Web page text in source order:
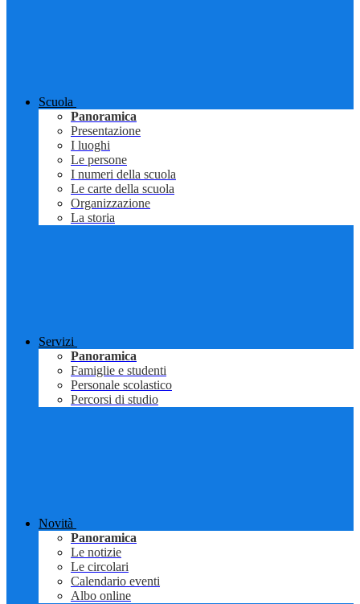
Scuola
Panoramica
Presentazione
I luoghi
Le persone
I numeri della scuola
Le carte della scuola
Organizzazione
La storia
Servizi
Panoramica
Famiglie e studenti
Personale scolastico
Percorsi di studio
Novità
Panoramica
Le notizie
Le circolari
Calendario eventi
Albo online